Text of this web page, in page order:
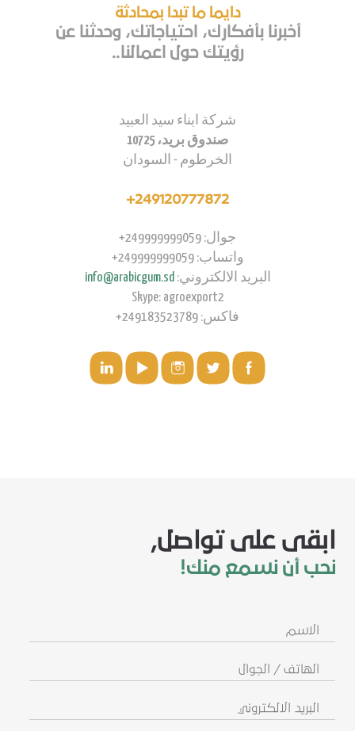
دايما ما تبدا بمحادثة
أخبرنا بأفكارك، احتياجاتك، وحدثنا عن
رؤيتك حول اعمالنا..
شركة ابناء سيد العبيد
صندوق بريد، 10725
الخرطوم - السودان
249120777872+
جوال: 249999999059+
واتساب: 249999999059+
البريد الالكتروني:info@arabicgum.sd
Skype: agroexport2
فاكس: 249183523789+
ابقى على تواصل,
نحب أن نسمع منك!
الاسم
الهاتف
/
الجوال
البريد
الالكتروني